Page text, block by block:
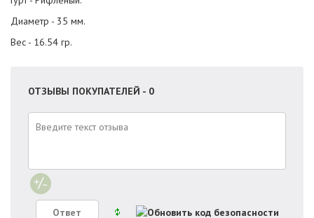
Диаметр - 35 мм.
Вес - 16.54 гр.
ОТЗЫВЫ ПОКУПАТЕЛЕЙ - 0